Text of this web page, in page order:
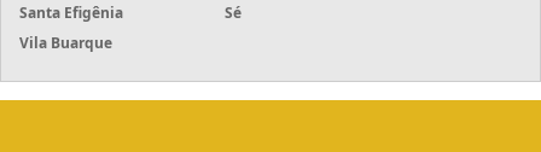
Santa Efigênia
Sé
Vila Buarque